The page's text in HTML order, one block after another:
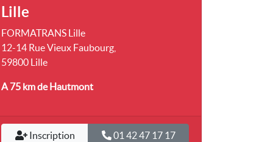
Lille
FORMATRANS Lille
12-14 Rue Vieux Faubourg,
59800 Lille
A 75 kmde Hautmont
Inscription 01 42 47 17 17